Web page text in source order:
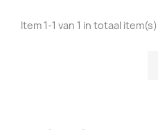
Item 1-1 van 1 in totaal item(s)